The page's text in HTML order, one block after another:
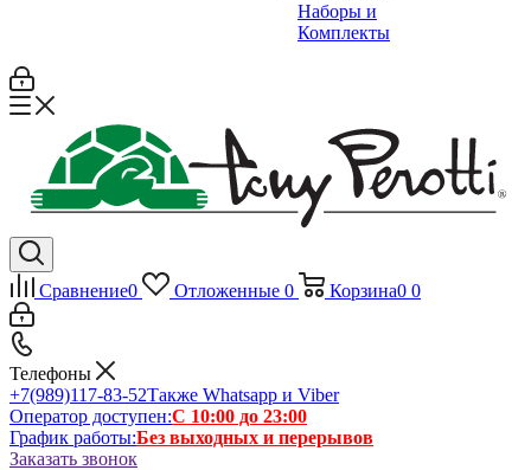
Наборы и
Комплекты
Сравнение0 Отложенные 0 Корзина0 0
Телефоны
+7(989)117-83-52Также Whatsapp и Viber
Оператор доступен:С 10:00 до 23:00
График работы:Без выходных и перерывов
Заказать звонок